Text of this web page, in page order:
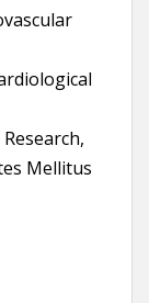
Mellitus